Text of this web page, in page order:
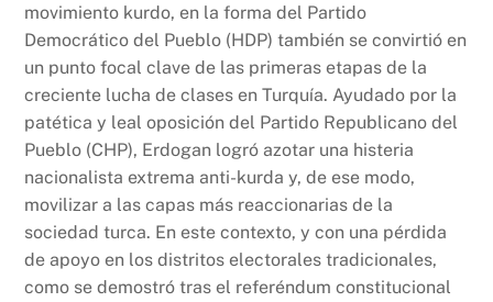
movimiento kurdo, en la forma del Partido
Democrático del Pueblo (HDP) también se convirtió en
un punto focal clave de las primeras etapas de la
creciente lucha de clases en Turquía. Ayudado por la
patética y leal oposición del Partido Republicano del
Pueblo (CHP), Erdogan logró azotar una histeria
nacionalista extrema anti-kurda y, de ese modo,
movilizar a las capas más reaccionarias de la
sociedad turca. En este contexto, y con una pérdida
de apoyo en los distritos electorales tradicionales,
como se demostró tras el referéndum constitucional